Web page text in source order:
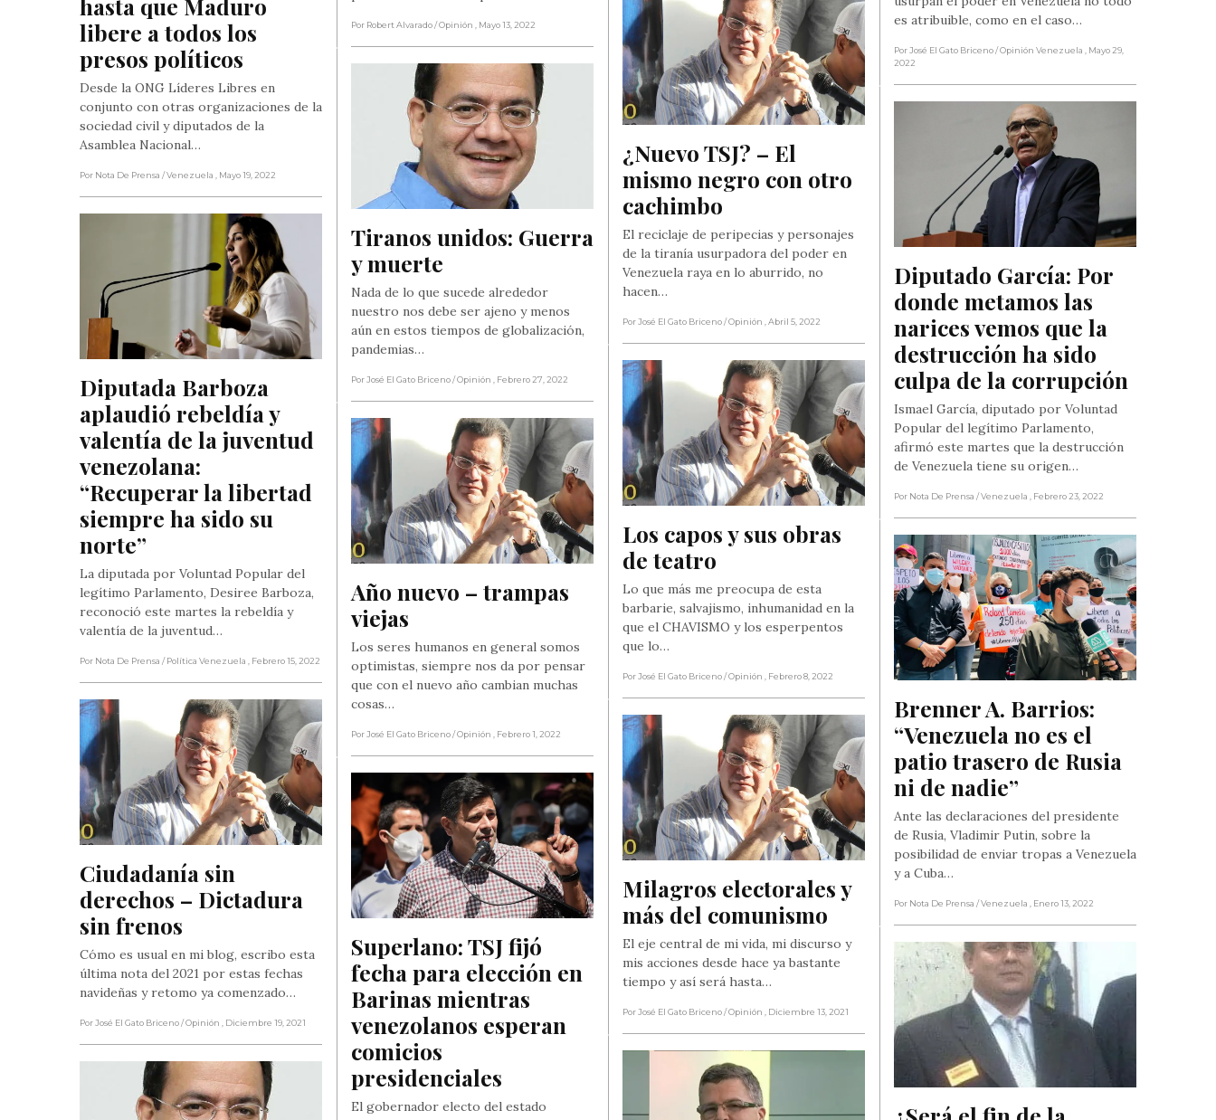
es atribuible, como en el caso…
Por José El Gato Briceno/ Opinión Venezuela
, Mayo 29,
2022
hasta que Maduro
libere a todos los
presos políticos
Desde la ONG Líderes Libres en
conjunto con otras organizaciones de la
sociedad civil y diputados de la
Asamblea Nacional…
Por Nota De Prensa / Venezuela , Mayo 19, 2022
Por Robert Alvarado/ Opinión , Mayo 13, 2022
¿Nuevo TSJ? – El
mismo negro con otro
cachimbo
El reciclaje de peripecias y personajes
de la tiranía usurpadora del poder en
Venezuela raya en lo aburrido, no
hacen…
Por José El Gato Briceno/ Opinión , Abril 5, 2022
Tiranos unidos: Guerra
y muerte
Nada de lo que sucede alrededor
nuestro nos debe ser ajeno y menos
aún en estos tiempos de globalización,
pandemias…
Por José El Gato Briceno/ Opinión , Febrero 27, 2022
Diputado García: Por
donde metamos las
narices vemos que la
destrucción ha sido
culpa de la corrupción
Ismael García, diputado por Voluntad
Popular del legítimo Parlamento,
afirmó este martes que la destrucción
de Venezuela tiene su origen…
Por Nota De Prensa / Venezuela , Febrero 23, 2022
Diputada Barboza
aplaudió rebeldía y
valentía de la juventud
venezolana:
“Recuperar la libertad
siempre ha sido su
norte”
La diputada por Voluntad Popular del
legítimo Parlamento, Desiree Barboza,
reconoció este martes la rebeldía y
valentía de la juventud…
Por Nota De Prensa / Política Venezuela , Febrero 15, 2022
Los capos y sus obras
de teatro
Lo que más me preocupa de esta
barbarie, salvajismo, inhumanidad en la
que el CHAVISMO y los esperpentos
que lo…
Por José El Gato Briceno/ Opinión , Febrero 8, 2022
Año nuevo – trampas
viejas
Los seres humanos en general somos
optimistas, siempre nos da por pensar
que con el nuevo año cambian muchas
cosas…
Por José El Gato Briceno/ Opinión , Febrero 1, 2022
Brenner A. Barrios:
“Venezuela no es el
patio trasero de Rusia
ni de nadie”
Ante las declaraciones del presidente
de Rusia, Vladimir Putin, sobre la
posibilidad de enviar tropas a Venezuela
y a Cuba…
Por Nota De Prensa / Venezuela , Enero 13, 2022
Ciudadanía sin
derechos – Dictadura
sin frenos
Cómo es usual en mi blog, escribo esta
última nota del 2021 por estas fechas
navideñas y retomo ya comenzado…
Por José El Gato Briceno/ Opinión , Diciembre 19, 2021
Milagros electorales y
más del comunismo
El eje central de mi vida, mi discurso y
mis acciones desde hace ya bastante
tiempo y así será hasta…
Por José El Gato Briceno/ Opinión , Diciembre 13, 2021
Superlano: TSJ fijó
fecha para elección en
Barinas mientras
venezolanos esperan
comicios
presidenciales
El gobernador electo del estado